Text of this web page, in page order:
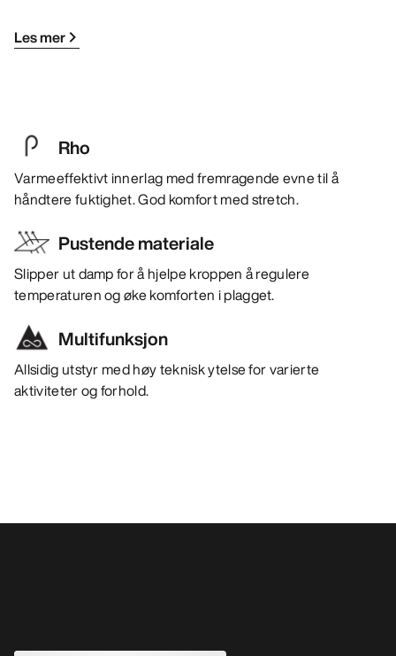
Les mer
Rho
Varmeeffektivt innerlag med fremragende evne til å
håndtere fuktighet. God komfort med stretch.
Pustende materiale
Slipper ut damp for å hjelpe kroppen å regulere
temperaturen og øke komforten i plagget.
Multifunksjon
Allsidig utstyr med høy teknisk ytelse for varierte
aktiviteter og forhold.